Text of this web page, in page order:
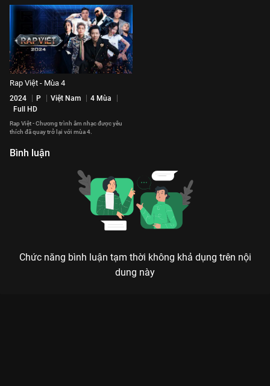
Rap Việt - Mùa 4
2024 P Việt Nam
4 Mùa
Full HD
Rap Việt - Chương trình âm nhạc được yêu
thích đã quay trở lại với mùa 4.
Bình luận
Chức năng bình luận tạm thời không khả dụng trên nội
dung này